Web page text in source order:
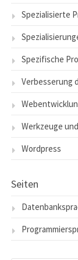
Spezialisierte
Spezifische
Verbesserung
Werkzeuge
Wordpress
Seiten